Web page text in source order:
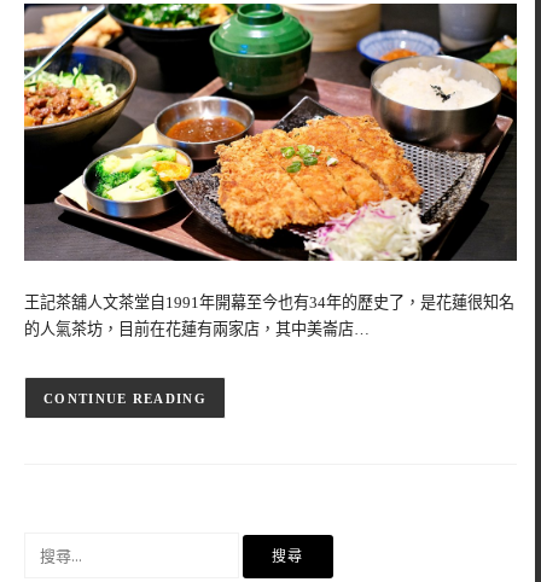
王記茶舖人文茶堂自1991年開幕至今也有34年的歷史了，是花蓮很知名
的人氣茶坊，目前在花蓮有兩家店，其中美崙店…
CONTINUE READING